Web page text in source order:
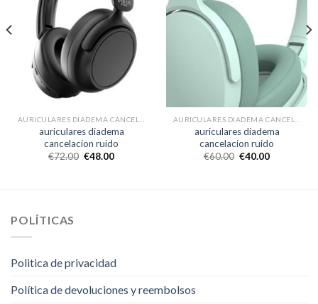
auriculares diadema
cancelacion ruido
€72.00 €48.00
auriculares diadema
cancelacion ruido
€60.00 €40.00
POLÍTICAS
Politica de privacidad
Política de devoluciones y reembolsos